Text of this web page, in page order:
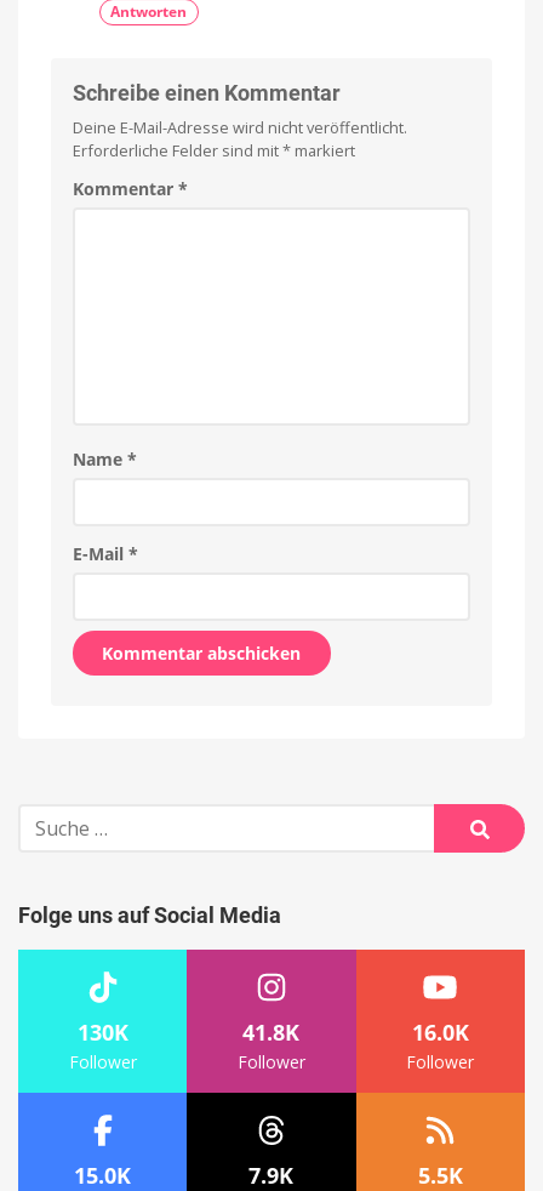
Antworten
Schreibe einen Kommentar
Deine E-Mail-Adresse wird nicht veröffentlicht.
Erforderliche Felder sind mit* markiert
Kommentar *
Name *
E-Mail *
Suche
nach:
Suche
Folge uns auf Social Media
130K
Follower
41.8K
Follower
16.0K
Follower
15.0K 7.9K 5.5K